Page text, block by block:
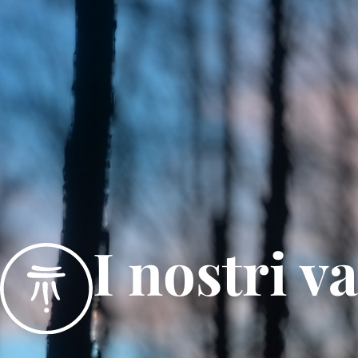
I nostri